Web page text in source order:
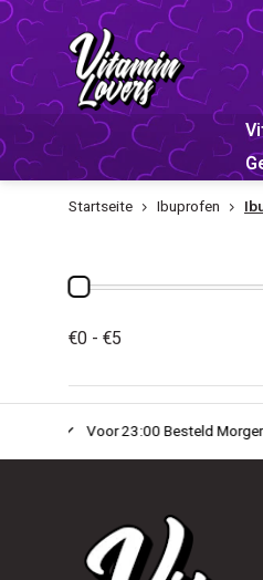
Startseite Ibuprofen
€0 - €5
Gratis Verzonden vanaf